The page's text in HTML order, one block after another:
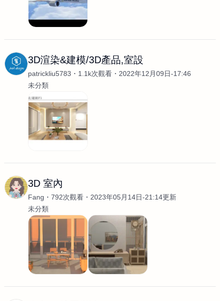
3D渲染&建模/3D產品,室設
patrickliu5783 1.1k次觀看
2022年12月09日-17:46
未分類
3D 室內
Fang 792次觀看
2023年05月14日-21:14更新
未分類